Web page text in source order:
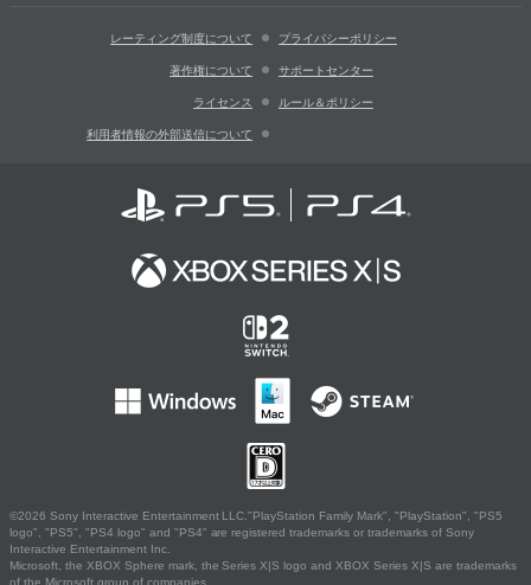
レーティング制度について プライバシーポリシー
著作権について サポートセンター
ライセンス ルール＆ポリシー
利用者情報の外部送信について
©2026 Sony Interactive Entertainment LLC."PlayStation Family Mark", "PlayStation", "PS5
logo", "PS5", "PS4 logo" and "PS4" are registered trademarks or trademarks of Sony
Interactive Entertainment Inc.
Microsoft, the XBOX Sphere mark, the Series X|S logo and XBOX Series X|S are trademarks
of the Microsoft group of companies.